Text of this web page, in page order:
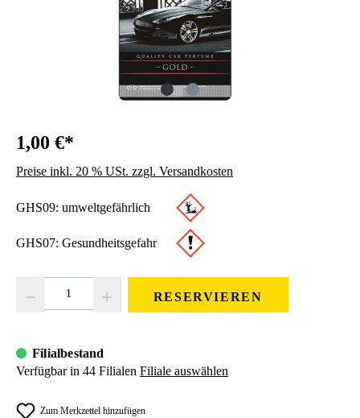
1,00 €*
Preise inkl. 20 % USt. zzgl. Versandkosten
GHS09: umweltgefährlich
GHS07: Gesundheitsgefahr
RESERVIEREN
Filialbestand
Verfügbar in 44 Filialen Filiale auswählen
Zum Merkzettel hinzufügen